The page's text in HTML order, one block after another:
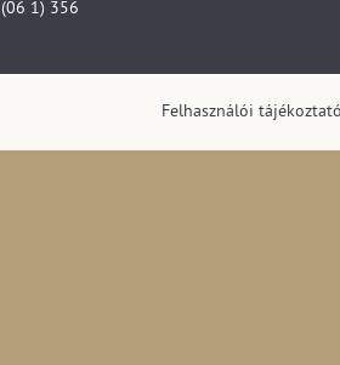
(06 1) 356
Felhasználói